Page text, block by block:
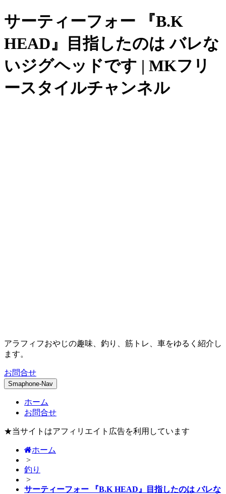
サーティーフォー 『B.K
HEAD』目指したのは バレな
いジグヘッドです | MKフリ
ースタイルチャンネル
アラフィフおやじの趣味、釣り、筋トレ、車をゆるく紹介し
ます。
お問合せ
Smaphone-Nav
ホーム
お問合せ
★当サイトはアフィリエイト広告を利用しています
ホーム
>
釣り
>
サーティーフォー 『B.K HEAD』目指したのは バレな